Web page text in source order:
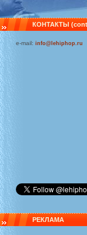
КОНТАКТЫ
e-mail: info@lehiphop.ru
РЕКЛАМА